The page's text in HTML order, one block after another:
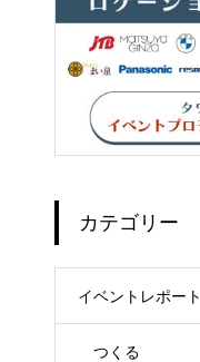
カテゴリー
イベントレポート
つくる